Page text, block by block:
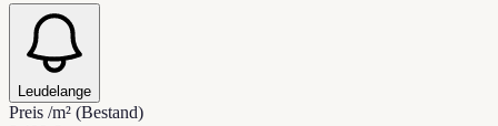
Leudelange
Preis /m² (Bestand)